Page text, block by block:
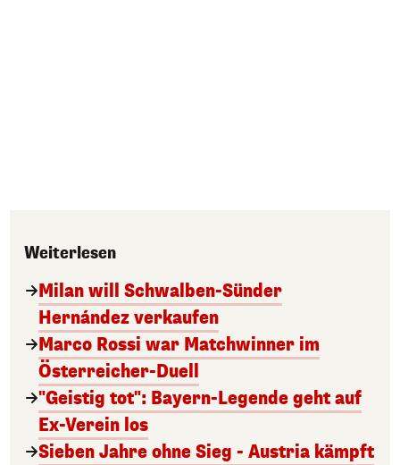
Weiterlesen
Milan will Schwalben-Sünder
Hernández verkaufen
Marco Rossi war Matchwinner im
Österreicher-Duell
"Geistig tot": Bayern-Legende geht auf
Ex-Verein los
Sieben Jahre ohne Sieg - Austria kämpft